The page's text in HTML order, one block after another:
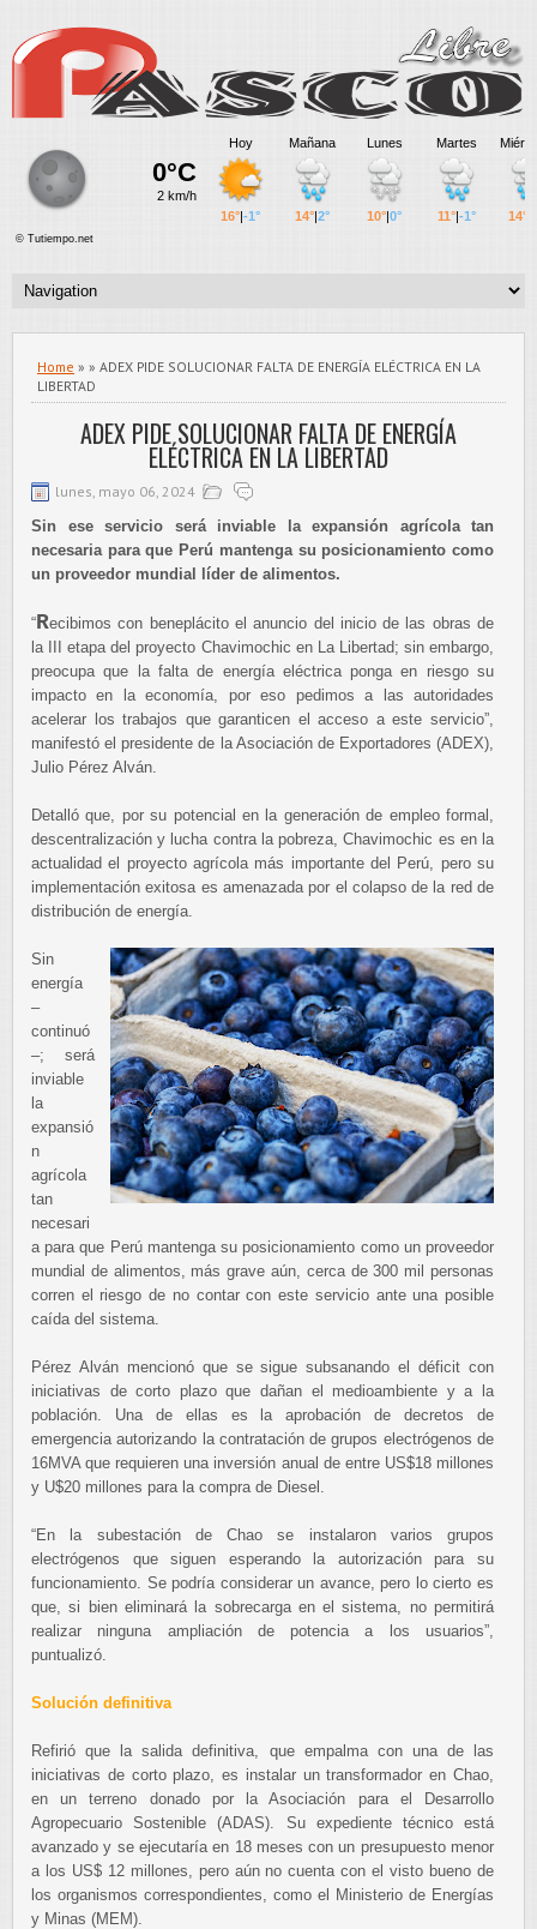
Home » » ADEX PIDE SOLUCIONAR FALTA DE ENERGÍA ELÉCTRICA EN LA
LIBERTAD
ADEX PIDE SOLUCIONAR FALTA DE ENERGÍA
ELÉCTRICA EN LA LIBERTAD
lunes, mayo 06, 2024
Sin ese servicio será inviable la expansión agrícola tan
necesaria para que Perú mantenga su posicionamiento como
un proveedor mundial líder de alimentos.
“Recibimos con beneplácito el anuncio del inicio de las obras de
la III etapa del proyecto Chavimochic en La Libertad; sin embargo,
preocupa que la falta de energía eléctrica ponga en riesgo su
impacto en la economía, por eso pedimos a las autoridades
acelerar los trabajos que garanticen el acceso a este servicio”,
manifestó el presidente de la Asociación de Exportadores (ADEX),
Julio Pérez Alván.
Detalló que, por su potencial en la generación de empleo formal,
descentralización y lucha contra la pobreza, Chavimochic es en la
actualidad el proyecto agrícola más importante del Perú, pero su
implementación exitosa es amenazada por el colapso de la red de
distribución de energía.
Sin
energía
–
continuó
–; será
inviable
la
expansió
n
agrícola
tan
necesari
a para que Perú mantenga su posicionamiento como un proveedor
mundial de alimentos, más grave aún, cerca de 300 mil personas
corren el riesgo de no contar con este servicio ante una posible
caída del sistema.
Pérez Alván mencionó que se sigue subsanando el déficit con
iniciativas de corto plazo que dañan el medioambiente y a la
población. Una de ellas es la aprobación de decretos de
emergencia autorizando la contratación de grupos electrógenos de
16MVA que requieren una inversión anual de entre US$18 millones
y U$20 millones para la compra de Diesel.
“En la subestación de Chao se instalaron varios grupos
electrógenos que siguen esperando la autorización para su
funcionamiento. Se podría considerar un avance, pero lo cierto es
que, si bien eliminará la sobrecarga en el sistema, no permitirá
realizar ninguna ampliación de potencia a los usuarios”,
puntualizó.
Solución definitiva
Refirió que la salida definitiva, que empalma con una de las
iniciativas de corto plazo, es instalar un transformador en Chao,
en un terreno donado por la Asociación para el Desarrollo
Agropecuario Sostenible (ADAS). Su expediente técnico está
avanzado y se ejecutaría en 18 meses con un presupuesto menor
a los US$ 12 millones, pero aún no cuenta con el visto bueno de
los organismos correspondientes, como el Ministerio de Energías
y Minas (MEM).